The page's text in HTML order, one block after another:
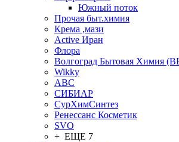
Южный поток
Прочая быт.химия
Крема ,мази
Аctive Иран
Флора
Волгоград Бытовая Химия
Wikky
АВС
СИБИАР
СурХимСинтез
Ренессанс Косметик
SVO
+ ЕЩЕ 7